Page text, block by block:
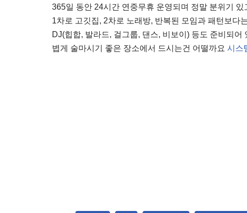
365일 동안 24시간 연중무휴 운영되며 정말 분위기 있
1차로 고깃집, 2차로 노래방, 반복된 모임과 패턴보다
DJ(힙합, 발라드, 걸그룹, 댄스, 비보이) 등도 준비되
볍게 술마시기 좋은 장소에서 드시는건 어떨까요 시스